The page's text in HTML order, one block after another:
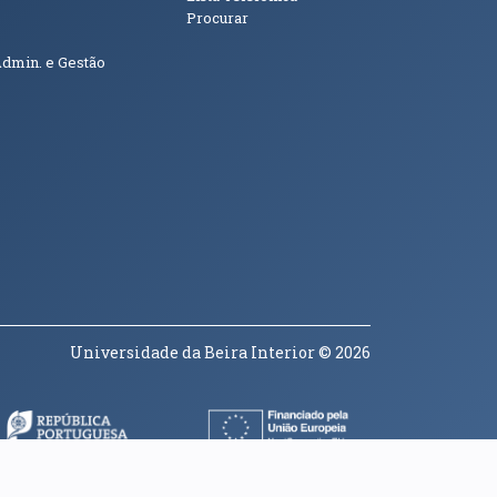
e Gestão
Procurar
Universidade da Beira Interior© 2026
janela) (abre em nova janela)